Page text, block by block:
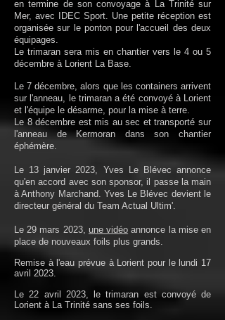
en termine de son convoyage à La Trinité sur
Mer, avec IDEC Sport. Une petite réception est
organisée sur le ponton pour l'accueil des deux
équipages.
Le trimaran sera mis en chantier vers le 4 ou 5
décembre à Lorient La Base.
Le 7 décembre, alors que les containers arrivent
sur l'anneau, le trimaran a été convoyé à Lorient
et l'équipe le désarme, pour la mise à terre.
Le 8 décembre est mis au sec et transporté sur
l'anneau de Kermoran dans son chantier
éphémère.
Le 13 janvier 2023, Yves Le Blévec annonce
qu'en accord avec son sponsor, il passe la main
à Anthony Marchand. Yves Le Blévec devient le
directeur général du Team Actual Ultim'.
Le 29 mars 2023, une vidéo annonce la mise en
place de nouveaux foils plus grands.
Remise à l'eau prévue à Lorient pour le lundi 17
avril 2023.
Le 22 avril 2023, le trimaran est convoyé de
Lorient à La Trinité sans ses foils.